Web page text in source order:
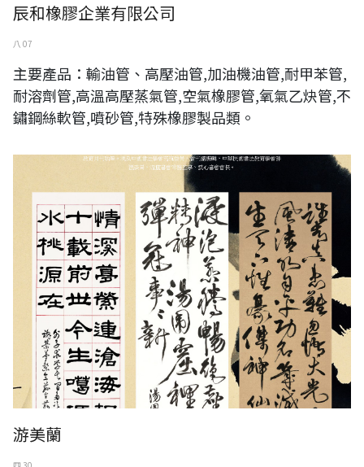
辰和橡膠企業有限公司
八 07
主要產品：輸油管、高壓油管,加油機油管,耐甲苯管,
耐溶劑管,高溫高壓蒸氣管,空氣橡膠管,氧氣乙炔管,不
鏽鋼絲軟管,噴砂管,特殊橡膠製品類。
游美蘭